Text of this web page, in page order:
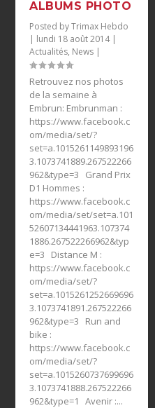
ALBUMS PHOTO
Posted byTrimax Hebdo
| lundi 18 août 2014|
Actualités, News |
Retrouvez nos photos
de la semaine à
Embrun: Embrunman :
https://www.facebook.c
om/media/set/?
set=a.1015261149893196
3.1073741889.267522266
962&type=3 Grand Prix
D1 Hommes :
https://www.facebook.c
om/media/set/set=a.101
52607134441963.107374
1886.267522266962&typ
e=3 Distance M :
https://www.facebook.c
om/media/set/?
set=a.1015261252669696
3.1073741891.267522266
962&type=3 Run and
bike :
https://www.facebook.c
om/media/set/?
set=a.1015260737699696
3.1073741888.267522266
962&type=1 Avenir :...